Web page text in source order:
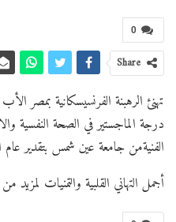
0
Share
تهنئ الرهبنة الفرنسيسكانية بمصر
درجة الماجستير في الصحة النفسية
الفنيةمن جامعة عين شمس بتقدير عام
أجمل التهاني القلبية والتمنيات لمزيد